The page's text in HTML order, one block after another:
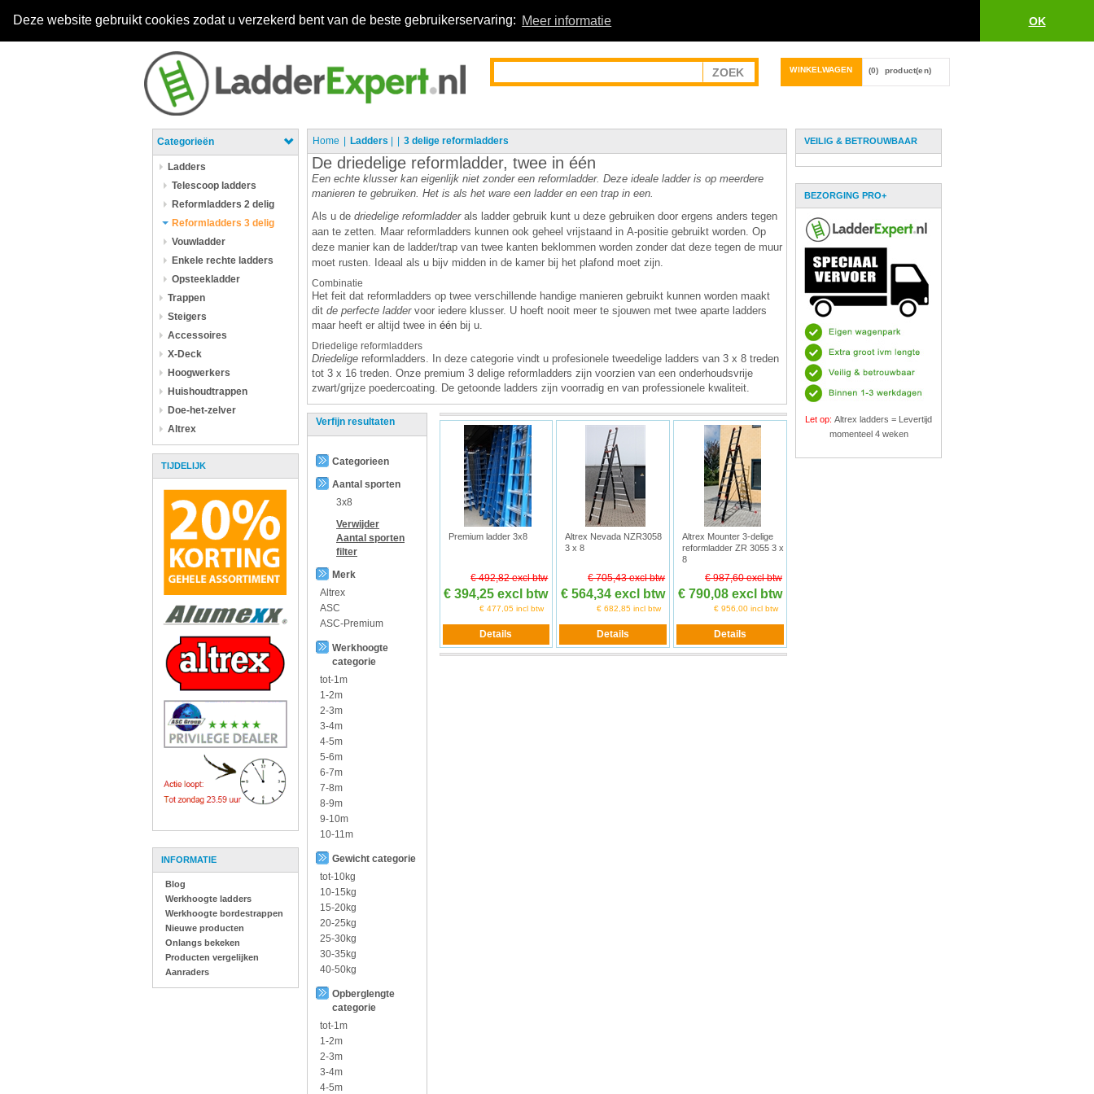
Deze website gebruikt cookies zodat u verzekerd bent van de beste gebruikerservaring: Meer informatie OK
WINKELWAGEN (0) product(en)
Categorieën
Ladders
Telescoop ladders
Reformladders 2 delig
Reformladders 3 delig
Vouwladder
Enkele rechte ladders
Opsteekladder
Trappen
Steigers
Accessoires
X-Deck
Hoogwerkers
Huishoudtrappen
Doe-het-zelver
Altrex
TIJDELIJK
INFORMATIE
Blog
Werkhoogte ladders
Werkhoogte bordestrappen
Nieuwe producten
Onlangs bekeken
Producten vergelijken
Aanraders
Home Ladders 3 delige reformladders
De driedelige reformladder, twee in één
Een echte klusser kan eigenlijk niet zonder een reformladder. Deze ideale ladder is op meerdere
manieren te gebruiken. Het is als het ware een ladder en een trap in een.
Als u de driedelige reformladder als ladder gebruik kunt u deze gebruiken door ergens anders tegen
aan te zetten. Maar reformladders kunnen ook geheel vrijstaand in A-positie gebruikt worden. Op
deze manier kan de ladder/trap van twee kanten beklommen worden zonder dat deze tegen de muur
moet rusten. Ideaal als u bijv midden in de kamer bij het plafond moet zijn.
Combinatie
Het feit dat reformladders op twee verschillende handige manieren gebruikt kunnen worden maakt
dit de perfecte laddervoor iedere klusser. U hoeft nooit meer te sjouwen met twee aparte ladders
maar heeft er altijd twee in één bij u.
Driedelige reformladders
Driedelige reformladders. In deze categorie vindt u profesionele tweedelige ladders van 3 x 8 treden
tot 3 x 16 treden. Onze premium 3 delige reformladders zijn voorzien van een onderhoudsvrije
zwart/grijze poedercoating. De getoonde ladders zijn voorradig en van professionele kwaliteit.
Verfijn resultaten
Categorieen
Aantal sporten
3x8
Verwijder
Aantal sporten
filter
Merk
Altrex
ASC
ASC-Premium
Werkhoogte
categorie
tot-1m
1-2m
2-3m
3-4m
4-5m
5-6m
6-7m
7-8m
8-9m
9-10m
10-11m
Gewicht categorie
tot-10kg
10-15kg
15-20kg
20-25kg
25-30kg
30-35kg
40-50kg
Opberglengte
categorie
tot-1m
1-2m
2-3m
3-4m
4-5m
Premium ladder 3x8
€ 492,82 excl btw
€ 394,25 excl btw
€ 477,05 incl btw
Altrex Nevada NZR3058
3 x 8
€ 705,43 excl btw
€ 564,34 excl btw
€ 682,85 incl btw
Altrex Mounter 3-delige
reformladder ZR 3055 3 x
8
€ 987,60 excl btw
€ 790,08 excl btw
€ 956,00 incl btw
VEILIG & BETROUWBAAR
BEZORGING PRO+
Let op: Altrex ladders = Levertijd
momenteel 4 weken